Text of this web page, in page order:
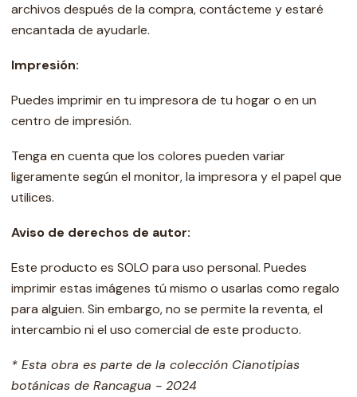
archivos después de la compra, contácteme y estaré
encantada de ayudarle.
Impresión:
Puedes imprimir en tu impresora de tu hogar o en un
centro de impresión.
Tenga en cuenta que los colores pueden variar
ligeramente según el monitor, la impresora y el papel que
utilices.
Aviso de derechos de autor:
Este producto es SOLO para uso personal. Puedes
imprimir estas imágenes tú mismo o usarlas como regalo
para alguien. Sin embargo, no se permite la reventa, el
intercambio ni el uso comercial de este producto.
* Esta obra es parte de la colección Cianotipias
botánicas de Rancagua - 2024